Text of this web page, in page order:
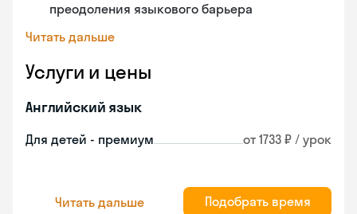
преодоления языкового барьера
Читать дальше
Услуги и цены
Английский язык
Для детей - премиум от 1733 ₽ / урок
Читать дальше Подобрать время